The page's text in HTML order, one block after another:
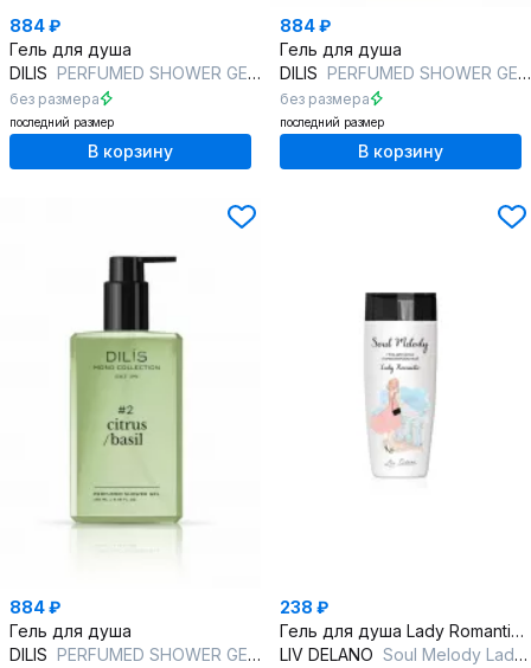
884 ₽
Гель для душа
DILIS PERFUMED SHOWER GEL #1 YUZU/PEACH
без размера
последний размер
В корзину
884 ₽
Гель для душа
DILIS PERFUMED SHOWER GEL #3 CEDAR/FIG
без размера
последний размер
В корзину
884 ₽
Гель для душа
DILIS PERFUMED SHOWER GEL #2 CITRUS/BASIL
238 ₽
Гель для душа Lady Romantic из серии Soul Melody
LIV DELANO Soul Melody Lady Romantic Гель для душа парфюмированный